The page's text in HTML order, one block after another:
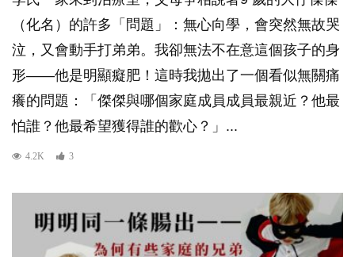
（化名）的許多「問題」：無心向學，會突然無故哭
泣，又會動手打弟弟。我卻無法不在意這個孩子的身
形——他是明顯癡肥！這時我拋出了一個看似無關痛
癢的問題：「傑傑與哪個家庭成員成員最親近？他最
怕誰？他最希望獲得誰的歡心？」...
4.2K 3